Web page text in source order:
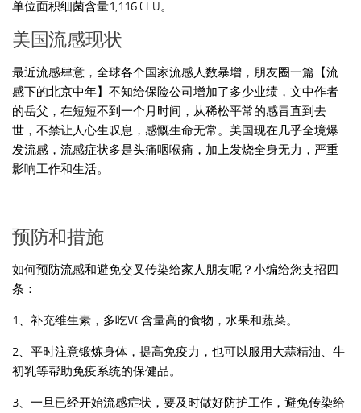
单位面积细菌含量1,116 CFU。
美国流感现状
最近流感肆意，全球各个国家流感人数暴增，朋友圈一篇【流
感下的北京中年】不知给保险公司增加了多少业绩，文中作者
的岳父，在短短不到一个月时间，从稀松平常的感冒直到去
世，不禁让人心生叹息，感慨生命无常。美国现在几乎全境爆
发流感，流感症状多是头痛咽喉痛，加上发烧全身无力，严重
影响工作和生活。
预防和措施
如何预防流感和避免交叉传染给家人朋友呢？小编给您支招四
条：
1、补充维生素，多吃VC含量高的食物，水果和蔬菜。
2、平时注意锻炼身体，提高免疫力，也可以服用大蒜精油、牛
初乳等帮助免疫系统的保健品。
3、一旦已经开始流感症状，要及时做好防护工作，避免传染给